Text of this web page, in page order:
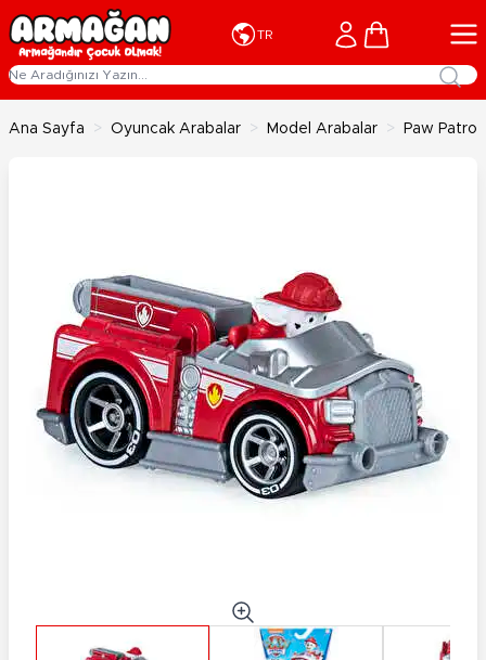
İçeriğe geç
TR Cart
Ana Sayfa > Oyuncak Arabalar > Model Arabalar > Paw